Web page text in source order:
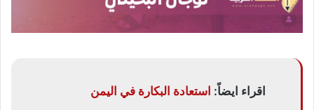
اقراء ايضاً: استعادة البكارة في اليمن